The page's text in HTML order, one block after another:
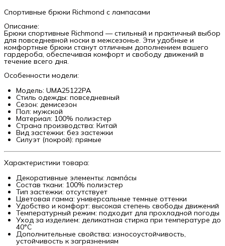
Спортивные брюки Richmond с лампасами
Описание:
Брюки спортивные Richmond — стильный и практичный выбор
для повседневной носки в межсезонье. Эти удобные и
комфортные брюки станут отличным дополнением вашего
гардероба, обеспечивая комфорт и свободу движений в
течение всего дня.
Особенности модели:
Модель: UMA25122PA
Стиль одежды: повседневный
Сезон: демисезон
Пол: мужской
Материал: 100% полиэстер
Страна производства: Китай
Вид застежки: без застежки
Силуэт (покрой): прямые
Характеристики товара:
Декоративные элементы: лампа́сы
Состав ткани: 100% полиэстер
Тип застежки: отсутствует
Цветовая гамма: универсальные темные оттенки
Удобство и комфорт: высокая степень свободы движений
Температурный режим: подходит для прохладной погоды
Уход за изделием: деликатная стирка при температуре до
40°C
Дополнительные свойства: износоустойчивость,
устойчивость к загрязнениям